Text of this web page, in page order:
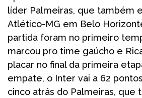
líder Palmeiras, que também
Atlético-MG em Belo
partida foram no primeiro
marcou pro time gaúcho e
placar no final da primeira
empate, o Inter vai a 62
cinco atrás do Palmeiras, que